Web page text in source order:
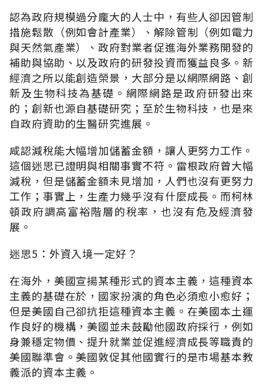
認為政府規模過分龐大的人士中，有些人卻因管制
措施鬆散（例如會計產業）、解除管制（例如電力
與天然氣產業）、政府對業者促進海外業務開發的
補助與協助、以及政府的研發投資而獲益良多。新
經濟之所以能創造榮景，大部分是以網際網路、創
新及生物科技為基礎。網際網路是政府研發出來
的；創新也源自基礎研究；至於生物科技，也是來
自政府資助的生醫研究進展。
咸認減稅能大幅增加儲蓄金額，讓人更努力工作。
這個迷思已證明與相關事實不符。雷根政府曾大幅
減稅，但是儲蓄金額未見增加，人們也沒有更努力
工作；事實上，生產力幾乎沒有什麼成長。而柯林
頓政府調高富裕階層的稅率，也沒有危及經濟發
展。
迷思5：外資入境一定好？
在海外，美國宣揚某種形式的資本主義，這種資本
主義的基礎在於，國家扮演的角色必須愈小愈好；
但是美國自己卻抗拒這種資本主義。在美國本土運
作良好的機構，美國並未鼓勵他國政府採行，例如
身兼穩定物價、提升就業並促進經濟成長等職責的
美國聯準會。美國敦促其他國實行的是市場基本教
義派的資本主義。